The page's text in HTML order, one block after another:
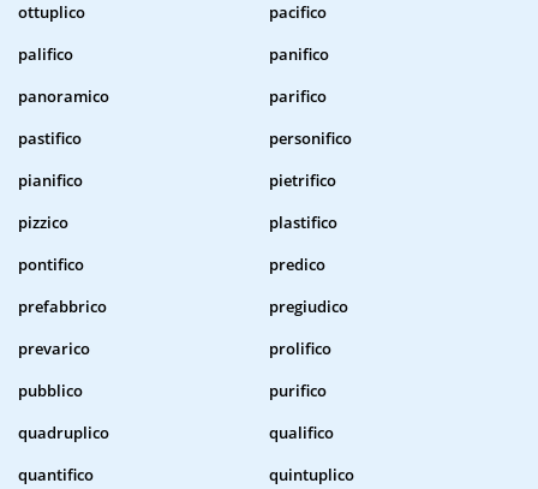
ottuplico
pacifico
palifico
panifico
panoramico
parifico
pastifico
personifico
pianifico
pietrifico
pizzico
plastifico
pontifico
predico
prefabbrico
pregiudico
prevarico
prolifico
pubblico
purifico
quadruplico
qualifico
quantifico
quintuplico